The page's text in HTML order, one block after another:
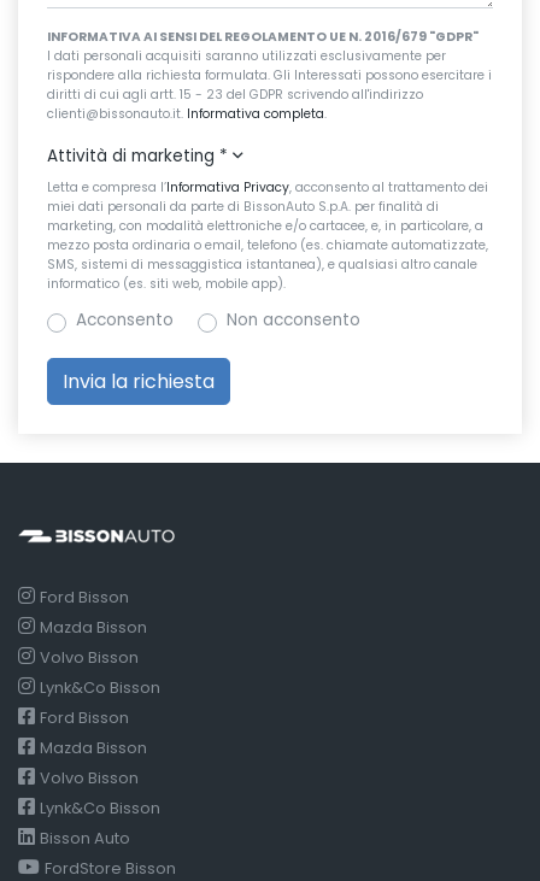
INFORMATIVA AI SENSI DEL REGOLAMENTO UE N. 2016/679 "GDPR"
I dati personali acquisiti saranno utilizzati esclusivamente per
rispondere alla richiesta formulata. Gli Interessati possono esercitare i
diritti di cui agli artt. 15 - 23 del GDPR scrivendo all'indirizzo
clienti@bissonauto.it. Informativa completa.
Attività di marketing *
Letta e compresa l’Informativa Privacy, acconsento al trattamento dei
miei dati personali da parte di BissonAuto S.p.A. per finalità di
marketing, con modalità elettroniche e/o cartacee, e, in particolare, a
mezzo posta ordinaria o email, telefono (es. chiamate automatizzate,
SMS, sistemi di messaggistica istantanea), e qualsiasi altro canale
informatico (es. siti web, mobile app).
Acconsento Non acconsento
Ford Bisson
Mazda Bisson
Volvo Bisson
Lynk&Co Bisson
Ford Bisson
Mazda Bisson
Volvo Bisson
Lynk&Co Bisson
Bisson Auto
FordStore Bisson